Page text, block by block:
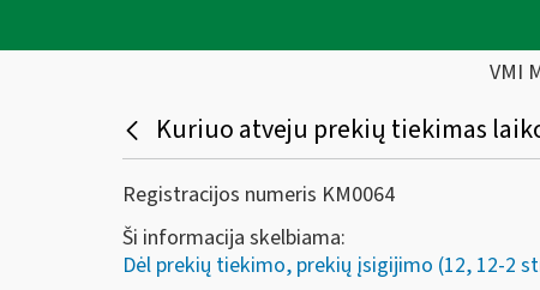
VMI
Kuriuo atveju prekių tiekimas
Registracijos numeris KM0064
Ši informacija skelbiama:
Dėl prekių tiekimo, prekių įsigijimo (12, 12-2